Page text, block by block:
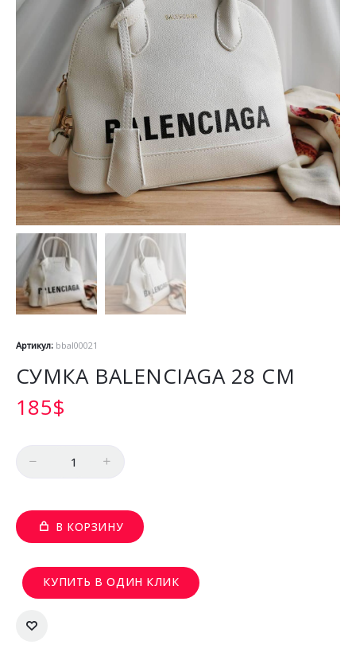
Артикул: bbal00021
СУМКА BALENCIAGA 28 СМ
185$
В КОРЗИНУ
КУПИТЬ В ОДИН КЛИК